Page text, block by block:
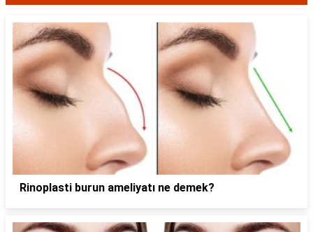
Rinoplasti burun ameliyatı ne demek?